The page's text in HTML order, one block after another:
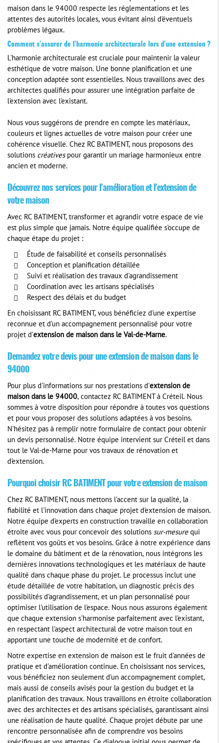
maison dans le 94000 respecte les réglementations et les
attentes des autorités locales, vous évitant ainsi d'éventuels
problèmes légaux.
Comment s'assurer de l'harmonie architecturale lors d'une extension ?
L'harmonie architecturale est cruciale pour maintenir la valeur
esthétique de votre maison. Une bonne planification et une
conception adaptée sont essentielles. Nous travaillons avec des
architectes qualifiés pour assurer une intégration parfaite de
l'extension avec l'existant.
Nous vous suggérons de prendre en compte les matériaux,
couleurs et lignes actuelles de votre maison pour créer une
cohérence visuelle. Chez RC BATIMENT, nous proposons des
solutions créativespour garantir un mariage harmonieux entre
ancien et moderne.
Découvrez nos services pour l'amélioration et l'extension de
votre maison
Avec RC BATIMENT, transformer et agrandir votre espace de vie
est plus simple que jamais. Notre équipe qualifiée s'occupe de
chaque étape du projet :
Étude de faisabilité et conseils personnalisés
Conception et planification détaillée
Suivi et réalisation des travaux d'agrandissement
Coordination avec les artisans spécialisés
Respect des délais et du budget
En choisissant RC BATIMENT, vous bénéficiez d'une expertise
reconnue et d'un accompagnement personnalisé pour votre
projet d' extension de maison dans le Val-de-Marne.
Demandez votre devis pour une extension de maison dans le
94000
Pour plus d'informations sur nos prestations d' extension de
maison dans le 94000, contactez RC BATIMENT à Créteil. Nous
sommes à votre disposition pour répondre à toutes vos questions
et pour vous proposer des solutions adaptées à vos besoins.
N'hésitez pas à remplir notre formulaire de contact pour obtenir
un devis personnalisé. Notre équipe intervient sur Créteil et dans
tout le Val-de-Marne pour vos travaux de rénovation et
d'extension.
Pourquoi choisir RC BATIMENT pour votre extension de maison
Chez RC BATIMENT, nous mettons l'accent sur la qualité, la
fiabilité et l'innovation dans chaque projet d'extension de maison.
Notre équipe d'experts en construction travaille en collaboration
étroite avec vous pour concevoir des solutions sur-mesurequi
reflètent vos goûts et vos besoins. Grâce à notre expérience dans
le domaine du bâtiment et de la rénovation, nous intégrons les
dernières innovations technologiques et les matériaux de haute
qualité dans chaque phase du projet. Le processus inclut une
étude détaillée de votre habitation, un diagnostic précis des
possibilités d'agrandissement, et un plan personnalisé pour
optimiser l'utilisation de l'espace. Nous nous assurons également
que chaque extension s'harmonise parfaitement avec l'existant,
en respectant l'aspect architectural de votre maison tout en
apportant une touche de modernité et de confort.
Notre expertise en extension de maison est le fruit d'années de
pratique et d'amélioration continue. En choisissant nos services,
vous bénéficiez non seulement d'un accompagnement complet,
mais aussi de conseils avisés pour la gestion du budget et la
planification des travaux. Nous travaillons en étroite collaboration
avec des architectes et des artisans spécialisés, garantissant ainsi
une réalisation de haute qualité. Chaque projet débute par une
rencontre personnalisée afin de comprendre vos besoins